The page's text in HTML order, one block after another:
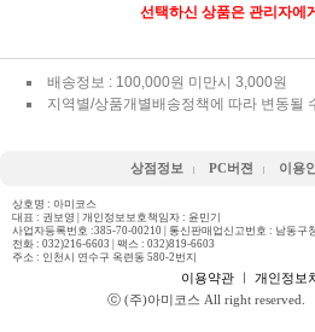
선택하신 상품은 관리자에
배송정보 : 100,000원 미만시 3,000원
지역별/상품개별배송정책에 따라 변동될
상점정보 PC버젼 이용
상호명 : 아미코스
대표 : 권보영 | 개인정보보호책임자 : 윤민기
사업자등록번호 :385-70-00210 | 통신판매업신고번호 : 남동구
전화 : 032)216-6603 | 팩스 : 032)819-6603
주소 : 인천시 연수구 옥련동 580-2번지
이용약관ㅣ 개인정보
ⓒ (주)아미코스 All right reserved.